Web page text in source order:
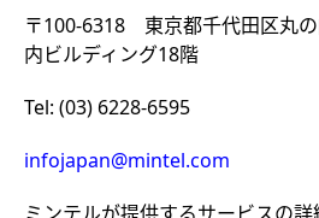
〒100-6318 東京都千代田区丸
内ビルディング18階
Tel: (03) 6228-6595
infojapan@mintel.com